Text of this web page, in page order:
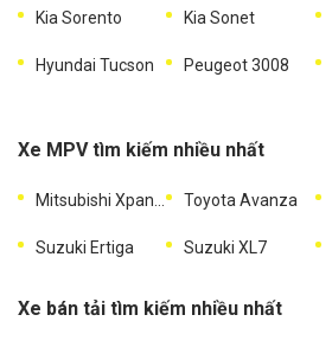
Kia Sorento Kia Sonet
Hyundai Tucson Peugeot 3008
Xe MPV tìm kiếm nhiều nhất
Toyota Avanza
Suzuki Ertiga Suzuki XL7
Xe bán tải tìm kiếm nhiều nhất